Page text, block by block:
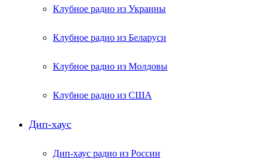
Клубное радио из Украины
Клубное радио из Беларуси
Клубное радио из Молдовы
Клубное радио из США
Дип-хаус
Дип-хаус радио из России